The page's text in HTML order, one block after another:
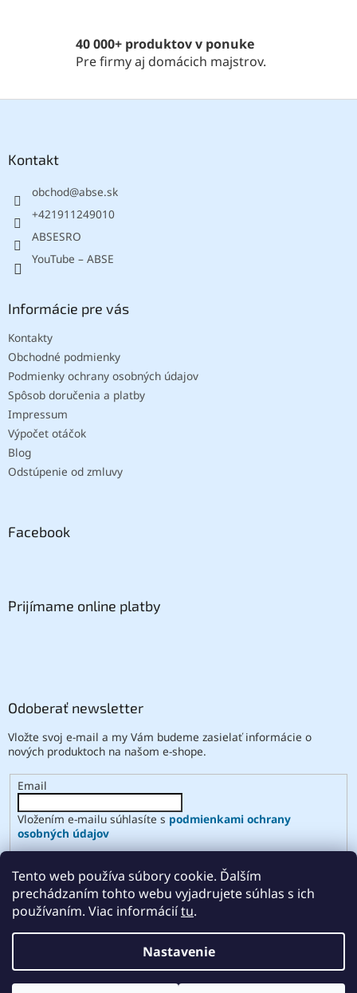
Tento web používa súbory cookie. Ďalším
prechádzaním tohto webu vyjadrujete súhlas s ich
používaním. Viac informáciítu.
Nastavenie
y
v
p
40 000+ produktov v ponuke
Pre firmy aj domácich majstrov.
Kontakt
obchod@abse.sk
+421911249010
ABSESRO
YouTube – ABSE
Informácie pre vás
Kontakty
Obchodné podmienky
Podmienky ochrany osobných údajov
Spôsob doručenia a platby
Impressum
Výpočet otáčok
Blog
Odstúpenie od zmluvy
Facebook
Prijímame online platby
Odoberať newsletter
Vložte svoj e-mail a my Vám budeme zasielať informácie o
nových produktoch na našom e-shope.
Email
Vložením e-mailu súhlasíte s podmienkami ochrany
osobných údajov
PRIHLÁSIŤ SA
. Všetky práva vyhradené.